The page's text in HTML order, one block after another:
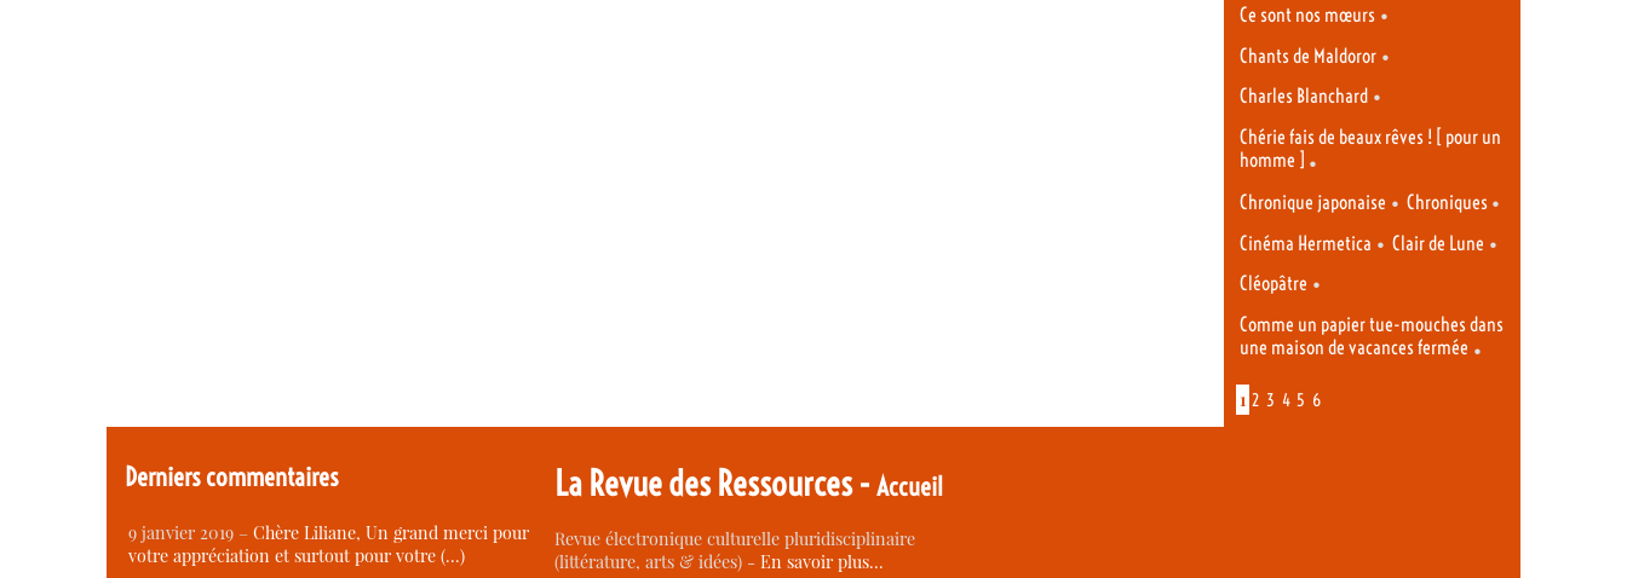
Ce sont nos mœurs •
Chants de Maldoror •
Charles Blanchard •
Chérie fais de beaux rêves ! [ pour un
homme ] •
Chronique japonaise • Chroniques •
Cinéma Hermetica • Clair de Lune •
Cléopâtre •
Comme un papier tue-mouches dans
une maison de vacances fermée •
1 2 3 4 5 6
Derniers commentaires
9 janvier 2019 – Chère Liliane, Un grand merci pour
votre appréciation et surtout pour votre (…)
La Revue des Ressources -Accueil
Revue électronique culturelle pluridisciplinaire
(littérature, arts & idées) -En savoir plus…